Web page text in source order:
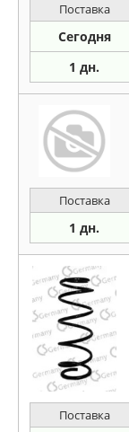
Поставка
Сегодня
1 дн.
Поставка
1 дн.
Поставка